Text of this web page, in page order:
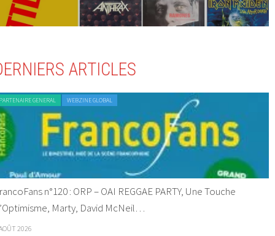
ARTICLES
GENERAL WEBZINE GLOBAL
n°120 : ORP – OAI REGGAE PARTY, Une Touche
Marty, David McNeil…
2026